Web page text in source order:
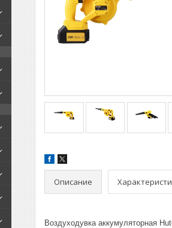
Описание
Воздуходувка аккумуляторная